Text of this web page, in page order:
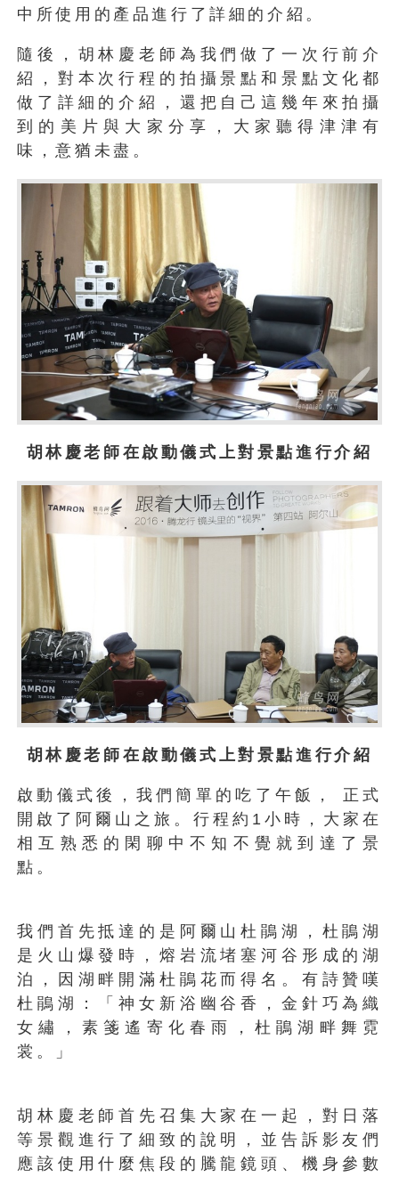
中所使用的產品進行了詳細的介紹。
隨後，胡林慶老師為我們做了一次行前介
紹，對本次行程的拍攝景點和景點文化都
做了詳細的介紹，還把自己這幾年來拍攝
到的美片與大家分享，大家聽得津津有
味，意猶未盡。
胡林慶老師在啟動儀式上對景點進行介紹
胡林慶老師在啟動儀式上對景點進行介紹
啟動儀式後，我們簡單的吃了午飯， 正式
開啟了阿爾山之旅。行程約1小時，大家在
相互熟悉的閑聊中不知不覺就到達了景
點。
我們首先抵達的是阿爾山杜鵑湖，杜鵑湖
是火山爆發時，熔岩流堵塞河谷形成的湖
泊，因湖畔開滿杜鵑花而得名。有詩贊嘆
杜鵑湖：「神女新浴幽谷香，金針巧為織
女繡，素箋遙寄化春雨，杜鵑湖畔舞霓
裳。」
胡林慶老師首先召集大家在一起，對日落
等景觀進行了細致的說明，並告訴影友們
應該使用什麼焦段的騰龍鏡頭、機身參數